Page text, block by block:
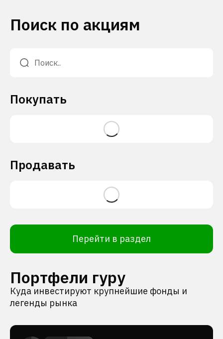
Поиск по акциям
Покупать
Продавать
Перейти в раздел
Портфели гуру
Куда инвестируют крупнейшие фонды и
легенды рынка